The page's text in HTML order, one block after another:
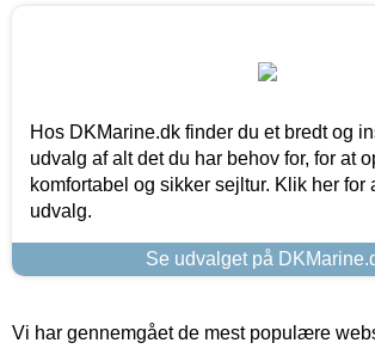
Hos DKMarine.dk finder du et bredt og
udvalg af alt det du har behov for, for at
komfortabel og sikker sejltur. Klik her for
udvalg.
Se udvalget på
Vi har gennemgået de mest populære